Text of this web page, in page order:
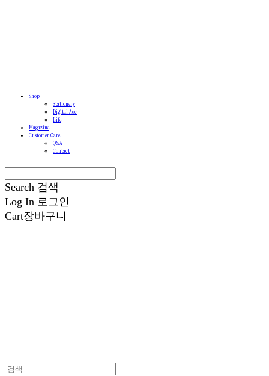
Shop
Stationery
Digital Acc
Life
Magazine
Customer Care
Q&A
Contact
Search 검색
Log In 로그인
Cart장바구니